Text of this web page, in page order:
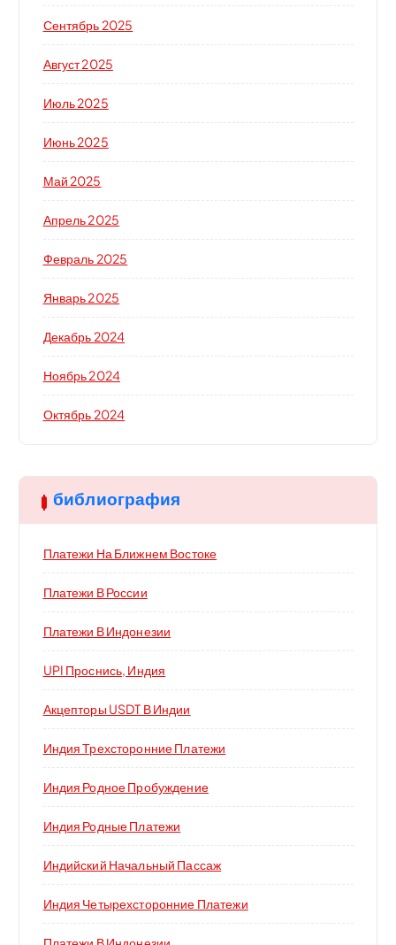
Сентябрь 2025
Август 2025
Июль 2025
Июнь 2025
Май 2025
Апрель 2025
Февраль 2025
Январь 2025
Декабрь 2024
Ноябрь 2024
Октябрь 2024
библиография
Платежи На Ближнем Востоке
Платежи В России
Платежи В Индонезии
UPI Проснись, Индия
Акцепторы USDT В Индии
Индия Трехсторонние Платежи
Индия Родное Пробуждение
Индия Родные Платежи
Индийский Начальный Пассаж
Индия Четырехсторонние Платежи